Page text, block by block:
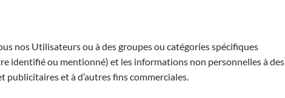
nos Utilisateurs ou à des groupes ou catégories spécifiques
identifié ou mentionné) et les informations non personnelles à des
publicitaires et à d’autres fins commerciales.